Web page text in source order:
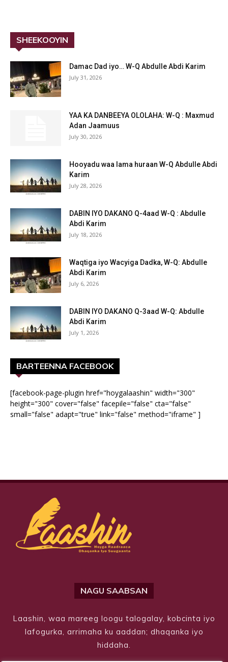
SHEEKOOYIN
Damac Dad iyo… W-Q Abdulle Abdi Karim
July 31, 2026
YAA KA DANBEEYA OLOLAHA: W-Q : Maxmud
Adan Jaamuus
July 30, 2026
Hooyadu waa lama huraan W-Q Abdulle Abdi
Karim
July 28, 2026
DABIN IYO DAKANO Q-4aad W-Q : Abdulle
Abdi Karim
July 18, 2026
Waqtiga iyo Wacyiga Dadka, W-Q: Abdulle
Abdi Karim
July 6, 2026
DABIN IYO DAKANO Q-3aad W-Q: Abdulle
Abdi Karim
July 1, 2026
BARTEENNA FACEBOOK
[facebook-page-plugin href="hoygalaashin" width="300"
height="300" cover="false" facepile="false" cta="false"
small="false" adapt="true" link="false" method="iframe" ]
NAGU SAABSAN
Laashin, waa mareeg loogu talogalay, kobcinta iyo
lafogurka, arrimaha ku aaddan; dhaqanka iyo
hiddaha.